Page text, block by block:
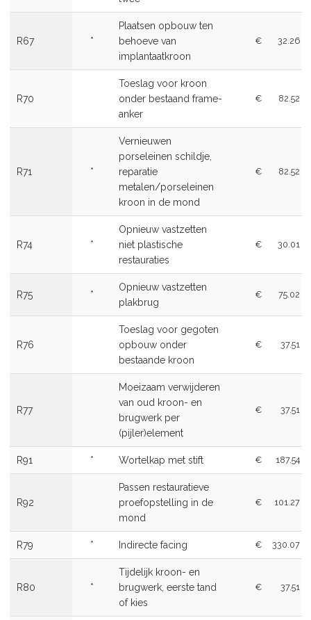
R67 *
Plaatsen opbouw ten
behoeve van
implantaatkroon
€ 32.26
R70
Toeslag voor kroon
onder bestaand frame-
anker
€ 82.52
R71 *
Vernieuwen
porseleinen schildje,
reparatie
metalen/porseleinen
kroon in de mond
€ 82.52
R74 *
Opnieuw vastzetten
niet plastische
restauraties
€ 30.01
R75 *
Opnieuw vastzetten
plakbrug
€ 75.02
R76
Toeslag voor gegoten
opbouw onder
bestaande kroon
€ 37.51
R77
Moeizaam verwijderen
van oud kroon- en
brugwerk per
(pijler)element
€ 37.51
R91 * Wortelkap met stift € 187.54
R92
Passen restauratieve
proefopstelling in de
mond
€ 101.27
R79 * Indirecte facing € 330.07
R80 *
Tijdelijk kroon- en
brugwerk, eerste tand
of kies
€ 37.51